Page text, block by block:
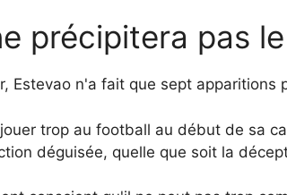
précipitera pas
Estevao n'a fait que sept
trop au football au début de sa
déguisée, quelle que soit la